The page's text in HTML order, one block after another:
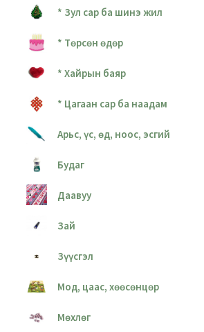
* Зул сар ба шинэ жил
* Төрсөн өдөр
* Хайрын баяр
* Цагаан сар ба наадам
Арьс, үс, өд, ноос, эсгий
Будаг
Даавуу
Зай
Зүүсгэл
Мод, цаас, хөөсөнцөр
Мөхлөг